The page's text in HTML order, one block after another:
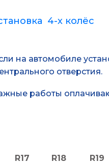
4-х колёс
на автомобиле
отверстия.
работы
R17 R18 R19